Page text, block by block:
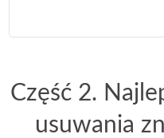
Część 2.
usuwania